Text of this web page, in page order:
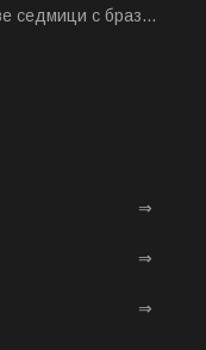
седмици с браз...
⇒
⇒
⇒